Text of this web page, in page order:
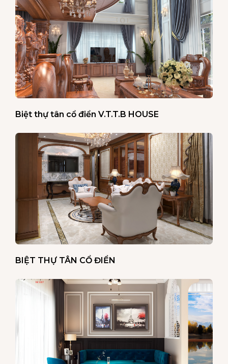
Biệt thự tân cổ điển V.T.T.B HOUSE
BIỆT THỰ TÂN CỔ ĐIỂN